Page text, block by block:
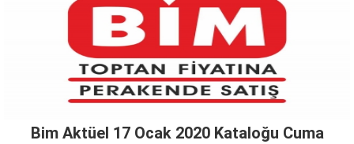
Bim Aktüel 17 Ocak 2020 Kataloğu Cuma